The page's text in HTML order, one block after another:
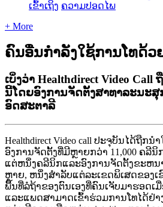
ເຂົ້າເຖິງ ຄວາມປອດໄພ
+ More
ຄົນອື່ນກຳລັງໃຊ້ການໂທດ້ວ
ເບິ່ງວ່າ Healthdirect Video
ນີ້ໂດຍອົງການຈັດຕັ້ງສາທາລະນະສຸ
ອົດສະຕາລີ
Healthdirect Video call ປະຈບນໄດຖກນາ
ອງການຈດຕງທມຫາຍກວາ 11 ,000 ຄລນ
ແຕຫນງຄລນກແລະອງການຈດຕງຂະຫນ
ຫາຍ, ຫນງສາລບແຕລະເຂດພເສດຂອງເ
ພນທລຖາຂອງຕນເອງທຄນເຈບມາຮອດເມ
ແລະແພດສາມາດເຂາຮວມການໂທໄດຢາ